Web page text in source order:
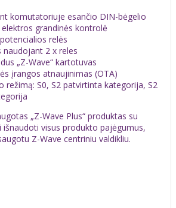
komutatoriuje esančio DIN-bėgelio
grandinės kontrolė
relės
naudojant 2 x reles
„Z-Wave“ kartotuvas
įrangos atnaujinimas (OTA)
režimą: S0, S2 patvirtinta kategorija, S2
„Z-Wave Plus“ produktas su
visus produkto pajėgumus,
Z-Wave centriniu valdikliu.